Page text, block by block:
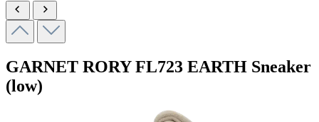
GARNET RORY FL723 EARTH Sneaker
(low)